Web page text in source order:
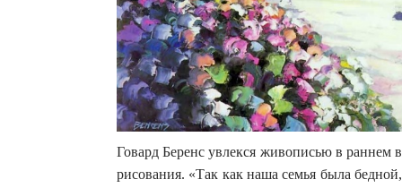
Говард Беренс увлекся живописью в раннем
рисования. «Так как наша семья была